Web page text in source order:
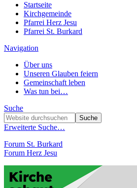
Startseite
Kirchgemeinde
Pfarrei Herz Jesu
Pfarrei St. Burkard
Navigation
Über uns
Unseren Glauben feiern
Gemeinschaft leben
Was tun bei…
Suche
Erweiterte Suche…
Forum St. Burkard
Forum Herz Jesu